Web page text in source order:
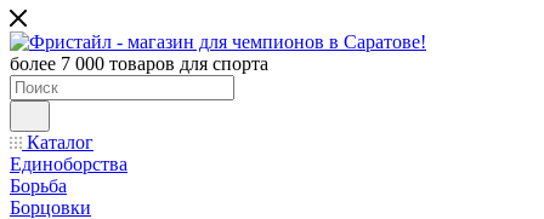
более 7 000 товаров для спорта
Каталог
Единоборства
Борьба
Борцовки